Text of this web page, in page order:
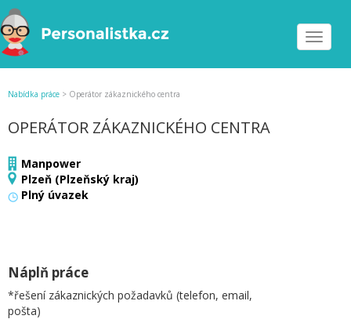
Toggle
Nabídka práce > Operátor zákaznického centra
OPERÁTOR ZÁKAZNICKÉHO CENTRA
Manpower
Plzeň (Plzeňský kraj)
Plný úvazek
Náplň práce
*řešení zákaznických požadavků (telefon, email,
pošta)